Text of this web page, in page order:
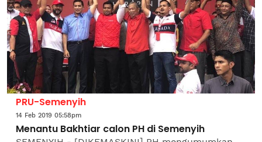
PRU-Semenyih
14 Feb 2019 05:58pm
Menantu Bakhtiar calon PH di Semenyih